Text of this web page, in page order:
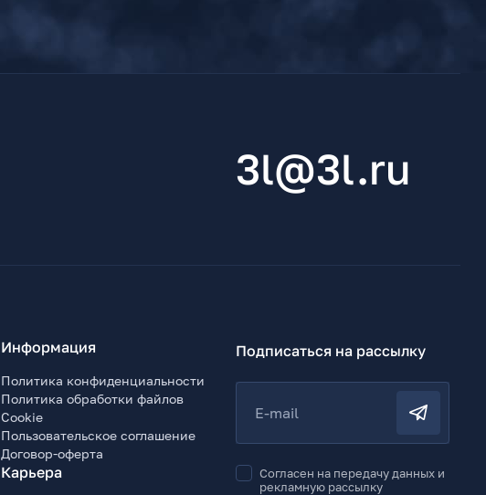
3l@3l.ru
Информация
Политика конфиденциальности
Политика обработки файлов
Cookie
Пользовательское соглашение
Договор-оферта
Карьера
Подписаться на рассылку
E-mail
Согласен на передачу данных и
рекламную рассылку